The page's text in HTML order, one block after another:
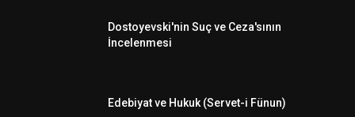
Dostoyevski'nin Suç ve Ceza'sının
İncelenmesi
Edebiyat ve Hukuk (Servet-i Fünun)